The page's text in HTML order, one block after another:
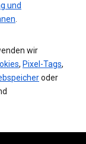
und
wir
, Pixel-Tags,
oder